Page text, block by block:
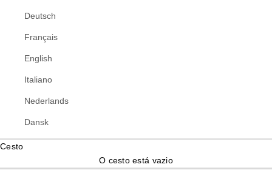
Deutsch
Français
English
Italiano
Nederlands
Dansk
Cesto
O cesto está vazio